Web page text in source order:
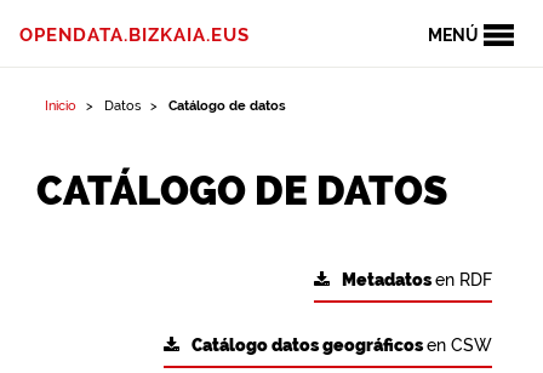
MENÚ
OPENDATA.BIZKAIA.EUS
Inicio Datos Catálogo de datos
CATÁLOGO DE DATOS
Metadatosen RDF
Catálogo datos geográficosen CSW